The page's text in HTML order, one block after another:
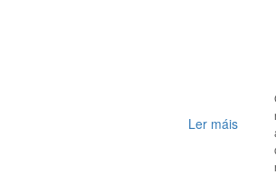
Ler máis